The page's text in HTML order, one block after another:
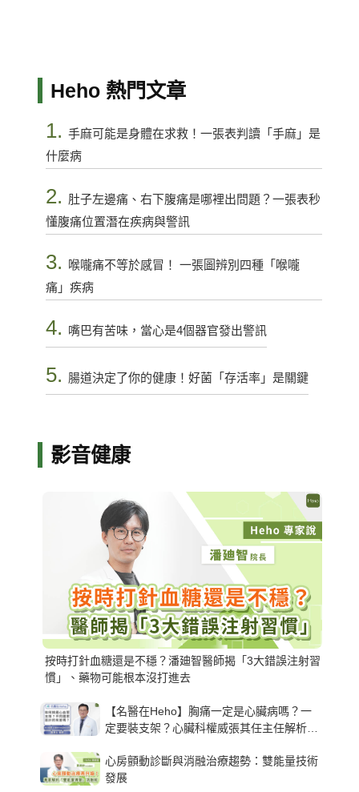
Heho 熱門文章
1. 手麻可能是身體在求救！一張表判讀「手麻」是
什麼病
2. 肚子左邊痛、右下腹痛是哪裡出問題？一張表秒
懂腹痛位置潛在疾病與警訊
3.
喉嚨痛不等於感冒！ 一張圖辨別四種「喉嚨
痛」疾病
4. 嘴巴有苦味，當心是4個器官發出警訊
5. 腸道決定了你的健康！好菌「存活率」是關鍵
影音健康
按時打針血糖還是不穩？潘廸智醫師揭「3大錯誤注射習
慣」、藥物可能根本沒打進去
【名醫在Heho】胸痛一定是心臟病嗎？一
定要裝支架？心臟科權威張其任主任解析支
心房顫動診斷與消融治療趨勢：雙能量技術
發展